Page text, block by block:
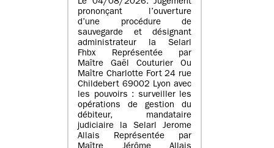
Le 04/08/2026. Jugement
prononçant l’ouverture
d’une procédure de
sauvegarde et désignant
administrateur la Selarl
Fhbx Représentée par
Maître Gaël Couturier Ou
Maître Charlotte Fort 24 rue
Childebert 69002 Lyon avec
les pouvoirs : surveiller les
opérations de gestion du
débiteur, mandataire
judiciaire la Selarl Jerome
Allais Représentée par